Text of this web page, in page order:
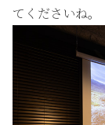
てくださいね。